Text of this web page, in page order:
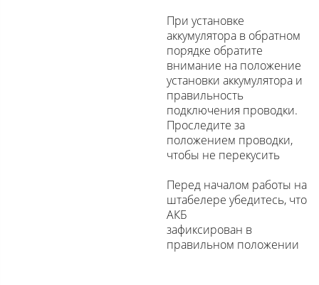
При установке
аккумулятора в обратном
порядке обратите
внимание на положение
установки аккумулятора и
правильность
подключения проводки.
Проследите за
положением проводки,
чтобы не перекусить
Перед началом работы на
штабелере убедитесь, что
АКБ
зафиксирован в
правильном положении